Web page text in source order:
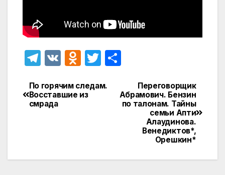
T
e
gr
V
O
n
T
itt
п
р
Навигация
по
Переговорщик
Абрамович. Бензин
по талонам. Тайны
семьи Апти
Алаудинова.
Венедиктов*,
Орешкин*
По горячим следам.
Восставшие из
смрада